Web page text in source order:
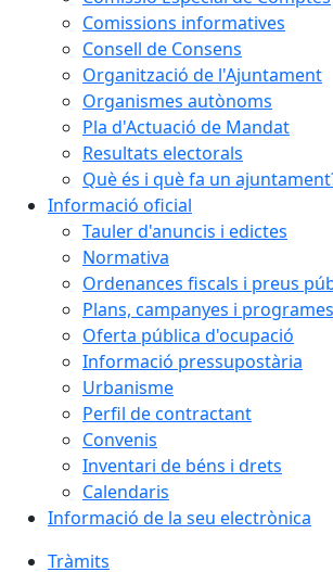
Comissions informatives
Consell de Consens
Organització de l'Ajuntament
Organismes autònoms
Pla d'Actuació de Mandat
Resultats electorals
Què és i què fa un
Informació oficial
Tauler d'anuncis i edictes
Normativa
Ordenances fiscals i preus
Plans, campanyes i programes
Oferta pública d'ocupació
Informació pressupostària
Urbanisme
Perfil de contractant
Convenis
Inventari de béns i drets
Calendaris
Informació de la seu electrònica
Tràmits